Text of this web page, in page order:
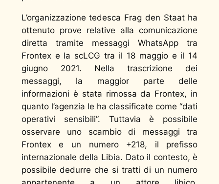
L’organizzazione tedesca Frag den Staat ha
ottenuto prove relative alla comunicazione
diretta tramite messaggi WhatsApp tra
Frontex e la scLCG tra il 18 maggio e il 14
giugno 2021. Nella trascrizione dei
messaggi, la maggior parte delle
informazioni è stata rimossa da Frontex, in
quanto l’agenzia le ha classificate come “dati
operativi sensibili”. Tuttavia è possibile
osservare uno scambio di messaggi tra
Frontex e un numero +218, il prefisso
internazionale della Libia. Dato il contesto, è
possibile dedurre che si tratti di un numero